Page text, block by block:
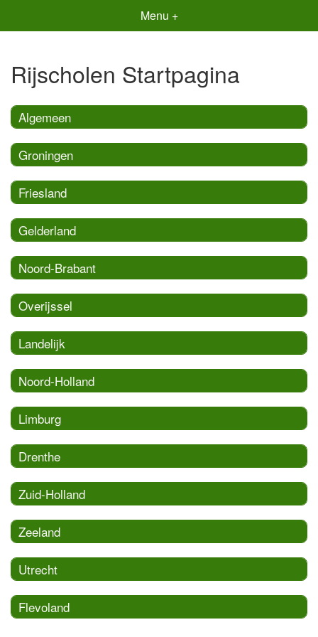
Menu +
Rijscholen Startpagina
Algemeen
Groningen
Friesland
Gelderland
Noord-Brabant
Overijssel
Landelijk
Noord-Holland
Limburg
Drenthe
Zuid-Holland
Zeeland
Utrecht
Flevoland